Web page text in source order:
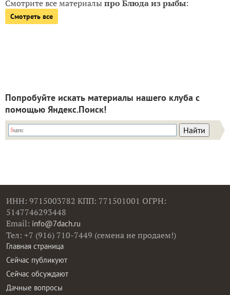
Смотрите все материалыпро Блюда из рыбы:
Смотреть все
Попробуйте искать материалы нашего клуба с
помощью Яндекс.Поиск!
ИНН: 9715003782 КПП: 771501001 ОГРН:
5147746293448
Email: info@7dach.ru
Тел: +7 (916) 710-7449 (семена не продаем!)
Главная страница
Сейчас публикуют
Сейчас обсуждают
Дачные вопросы